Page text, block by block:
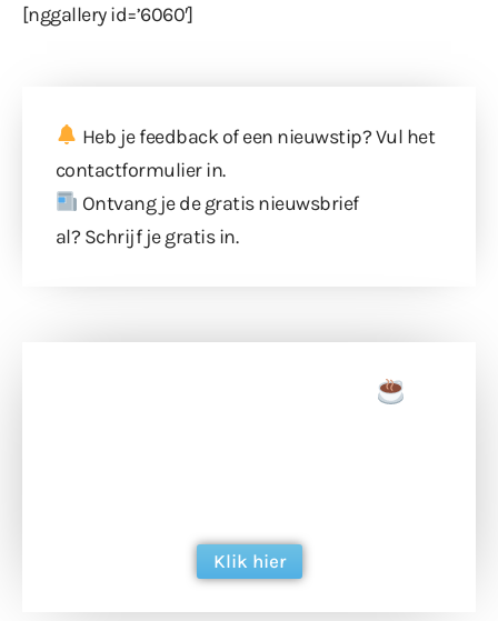
[nggallery id=’6060′]
Heb je feedback of een nieuwstip? Vul het
contactformulierin.
Ontvang je de gratis nieuwsbrief
al? Schrijf je gratis in.
Klik hier